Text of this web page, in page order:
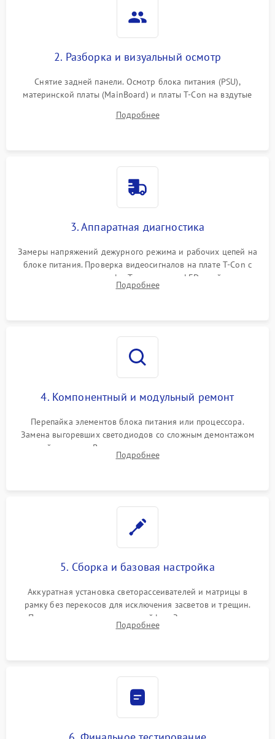
2. Разборка и визуальный осмотр
Снятие задней панели. Осмотр блока питания (PSU),
материнской платы (MainBoard) и платы T-Con на вздутые
Проверка надежности фиксации и целостности шлейфов.
Подробнее
3. Аппаратная диагностика
Замеры напряжений дежурного режима и рабочих цепей на
блоке питания. Проверка видеосигналов на плате T-Con с
помощью осциллографа. Тестирование LED-драйвера и
светодиодных планок подсветки мультиметром.
Подробнее
4. Компонентный и модульный ремонт
Перепайка элементов блока питания или процессора.
Замена выгоревших светодиодов со сложным демонтажом
хрупкой матрицы. Восстановление поврежденных дорожек,
прошивка микросхем памяти EEPROM
Подробнее
5. Сборка и базовая настройка
Аккуратная установка светорассеивателей и матрицы в
рамку без перекосов для исключения засветов и трещин.
Подключение внутренних шлейфов. Закрытие корпуса.
Сброс настроек и обновление программного обеспечения.
Подробнее